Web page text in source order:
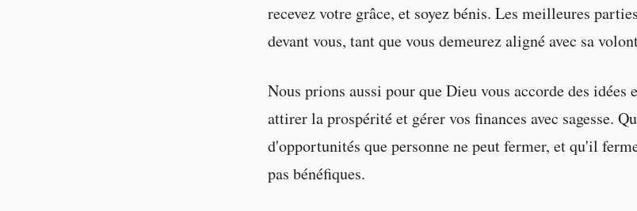
recevez votre grâce, et soyez bénis. Les meilleures
devant vous, tant que vous demeurez aligné avec sa
Nous prions aussi pour que Dieu vous accorde des idées
attirer la prospérité et gérer vos finances avec sagesse.
d'opportunités que personne ne peut fermer, et qu'il
pas bénéfiques.